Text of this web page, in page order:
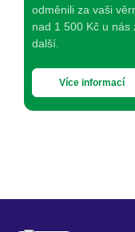
odměnili za vaši
nad 1 500 Kč u nás
další.
Více informací